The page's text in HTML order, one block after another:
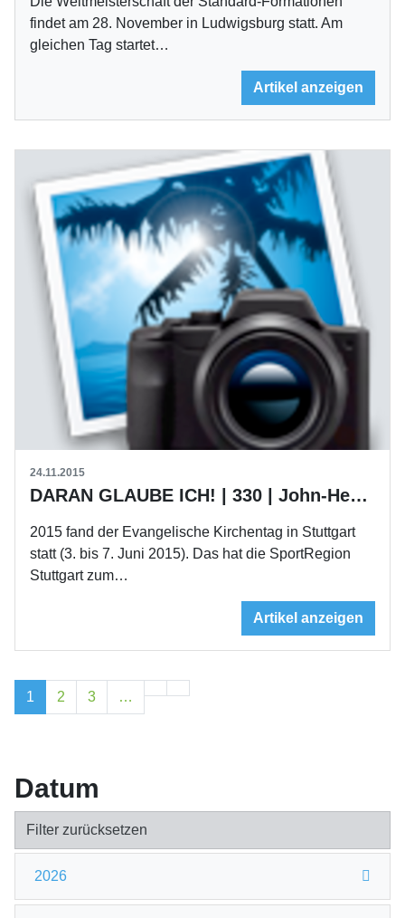
findet am 28. November in Ludwigsburg statt. Am
gleichen Tag startet…
Artikel anzeigen
24.11.2015
DARAN GLAUBE ICH! | 330 | John-Henry Tate
2015 fand der Evangelische Kirchentag in Stuttgart
statt (3. bis 7. Juni 2015). Das hat die SportRegion
Stuttgart zum…
Artikel anzeigen
1 2 3 …
Datum
Filter zurücksetzen
2026